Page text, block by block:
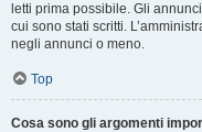
letti prima possibile. Gli
cui sono stati scritti.
negli annunci o meno.
Top
Cosa sono gli argomenti